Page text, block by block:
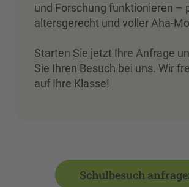
und Forschung funktionieren –
altersgerecht und voller Aha-
Starten Sie jetzt Ihre Anfrage
Sie Ihren Besuch bei uns. Wir
auf Ihre Klasse!
Schulbesuch